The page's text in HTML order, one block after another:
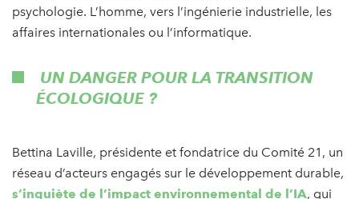
psychologie. L’homme, vers l’ingénierie industrielle, les
affaires internationales ou l’informatique.
UN DANGER POUR LA TRANSITION
ÉCOLOGIQUE ?
Bettina Laville, présidente et fondatrice du Comité 21, un
réseau d’acteurs engagés sur le développement durable,
s’inquiète de l’impact environnemental de l’IA, qui